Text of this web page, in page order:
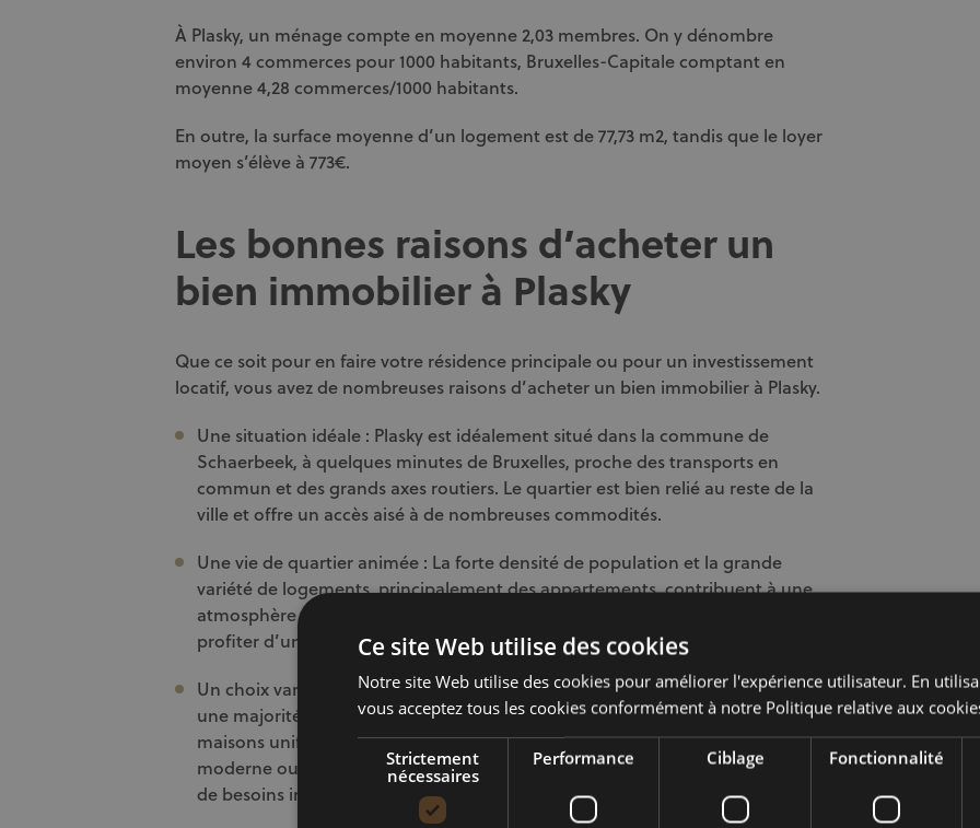
À Plasky, un ménage compte en moyenne 2,03 membres. On y dénombre
environ 4 commerces pour 1000 habitants, Bruxelles-Capitale comptant en
moyenne 4,28 commerces/1000 habitants.
En outre, la surface moyenne d’un logement est de 77,73 m2, tandis que le loyer
moyen s’élève à 773€.
Les bonnes raisons d’acheter un
bien immobilier à Plasky
Que ce soit pour en faire votre résidence principale ou pour un investissement
locatif, vous avez de nombreuses raisons d’acheter un bien immobilier à Plasky.
Une situation idéale : Plasky est idéalement situé dans la commune de
Schaerbeek, à quelques minutes de Bruxelles, proche des transports en
commun et des grands axes routiers. Le quartier est bien relié au reste de la
ville et offre un accès aisé à de nombreuses commodités.
Une vie de quartier animée : La forte densité de population et la grande
variété de logements, principalement des appartements, contribuent à une
atmosphère vivante et conviviale dans le quartier. Les habitants peuvent
profiter d’un cadre de vie dynamique et agréable.
Un choix varié de logements : Plasky offre un choix varié de logements, avec
une majorité d’appartements (82,03 %) et une proportion importante de
maisons unifamiliales (17,59 %). Que vous recherchiez un appartement
moderne ou une maison avec jardin, le quartier répond à un large éventail
de besoins immobiliers.
Ce site Web utilise des cookies
Notre site Web utilise des cookies pour améliorer l'expérience utilisateur. En
vous acceptez tous les cookies conformément à notre Politique relative aux
Strictement
nécessaires
Performance Ciblage Fonctionnalité